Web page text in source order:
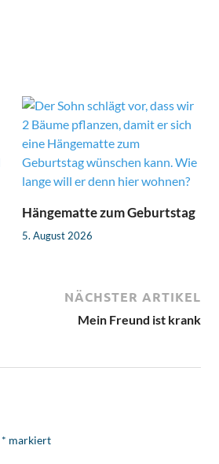
Hängematte zum Geburtstag
5. August 2026
NÄCHSTER ARTIKEL
Mein Freund ist krank
* markiert